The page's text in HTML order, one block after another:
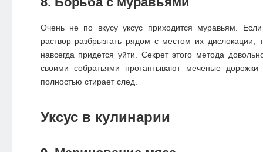
Очень не по вкусу уксус приходится муравьям.
раствор разбрызгать рядом с местом их дислокации,
навсегда придется уйти. Секрет этого метода
своими собратьями протаптывают меченые
полностью стирает след.
Уксус в кулинарии